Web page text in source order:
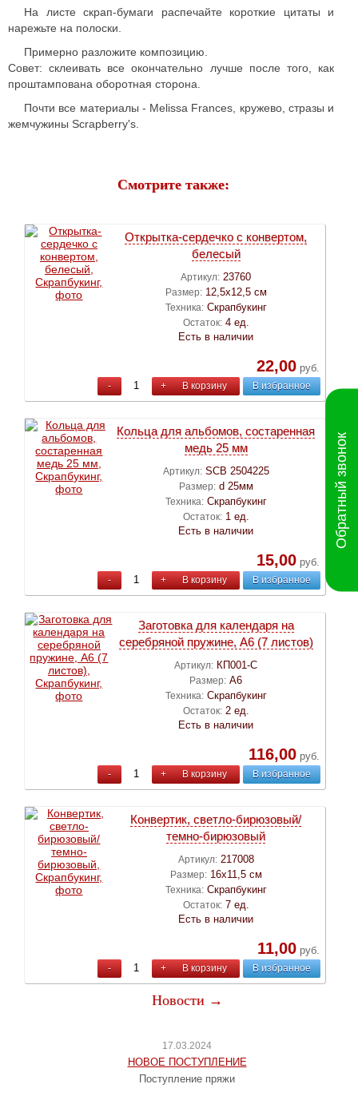
На листе скрап-бумаги распечайте короткие цитаты и
нарежьте на полоски.
Примерно разложите композицию.
Совет: склеивать все окончательно лучше после того, как
проштампована оборотная сторона.
Почти все материалы - Melissa Frances, кружево, стразы и
жемчужины Scrapberry's.
Смотрите также:
Открытка-сердечко с конвертом,
белесый
Артикул: 23760
Размер: 12,5х12,5 см
Техника: Скрапбукинг
Остаток: 4 ед.
Есть в наличии
22,00руб.
- + В корзину В избранное
Кольца для альбомов, состаренная
медь 25 мм
Артикул: SCB 2504225
Размер: d 25мм
Техника: Скрапбукинг
Остаток: 1 ед.
Есть в наличии
15,00руб.
- + В корзину В избранное
Заготовка для календаря на
серебряной пружине, А6 (7 листов)
Артикул: КП001-С
Размер: А6
Техника: Скрапбукинг
Остаток: 2 ед.
Есть в наличии
116,00руб.
- + В корзину В избранное
Конвертик, светло-бирюзовый/
темно-бирюзовый
Артикул: 217008
Размер: 16х11,5 см
Техника: Скрапбукинг
Остаток: 7 ед.
Есть в наличии
11,00руб.
- + В корзину В избранное
Новости →
17.03.2024
НОВОЕ ПОСТУПЛЕНИЕ
Поступление пряжи
Обратный звонок